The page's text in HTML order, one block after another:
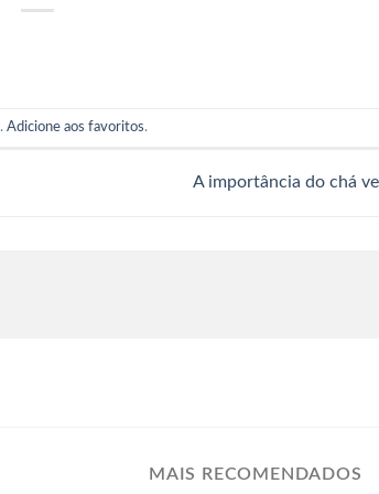
.Adicione aos favoritos.
A importância do chá
MAIS RECOMENDADOS